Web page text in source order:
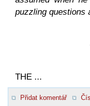
puzzling questions
THE ...
Přidat komentář